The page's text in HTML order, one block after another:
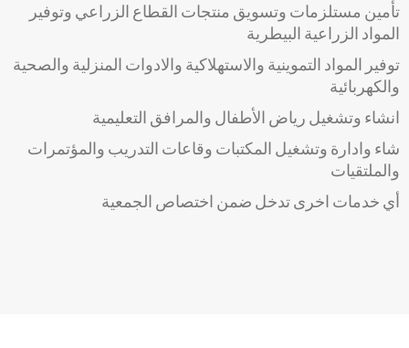
تأمين مستلزمات وتسويق منتجات القطاع الزراعي وتوفير
المواد الزراعية البيطرية
توفير المواد التموينية والاستهلاكية والادوات المنزلية والصحية
والكهربائية
انشاء وتشغيل رياض الأطفال والمرافق التعليمية
شاء وادارة وتشغيل المكتبات وقاعات التدريب والمؤتمرات
والملتقيات
أي خدمات اخرى تدخل ضمن اختصاص الجمعية